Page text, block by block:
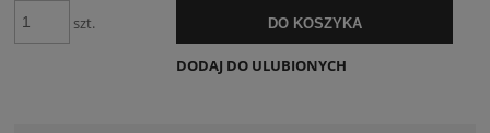
szt. DO KOSZYKA
DODAJ DO ULUBIONYCH